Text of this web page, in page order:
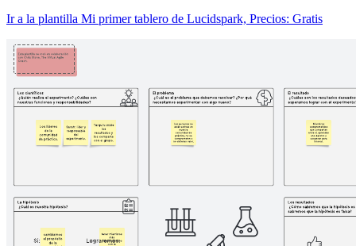
Ir a la plantilla Mi primer tablero de Lucidspark, Precios: Gratis